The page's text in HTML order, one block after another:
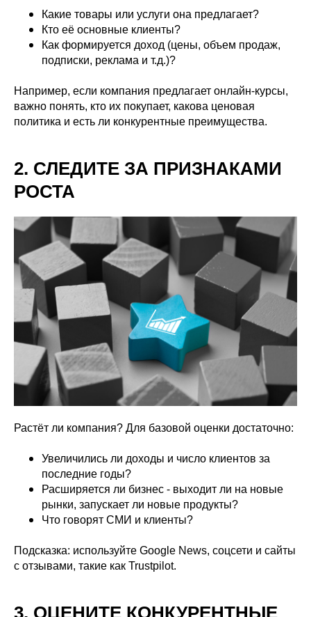
Какие товары или услуги она предлагает?
Кто её основные клиенты?
Как формируется доход (цены, объем продаж,
подписки, реклама и т.д.)?
Например, если компания предлагает онлайн-курсы,
важно понять, кто их покупает, какова ценовая
политика и есть ли конкурентные преимущества.
2. СЛЕДИТЕ ЗА ПРИЗНАКАМИ
РОСТА
Растёт ли компания? Для базовой оценки достаточно:
Увеличились ли доходы и число клиентов за
последние годы?
Расширяется ли бизнес - выходит ли на новые
рынки, запускает ли новые продукты?
Что говорят СМИ и клиенты?
Подсказка: используйте Google News, соцсети и сайты
с отзывами, такие как Trustpilot.